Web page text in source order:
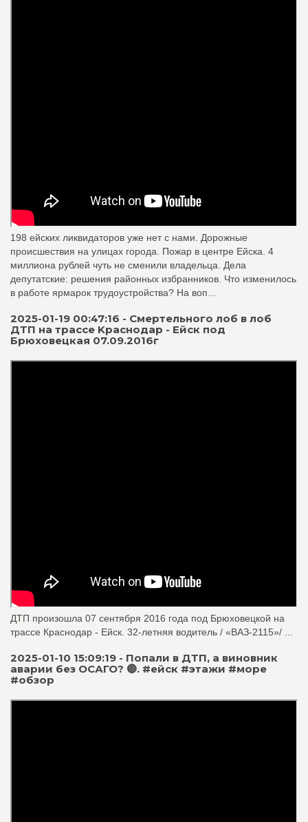
198 ейских ликвидаторов уже нет с нами. Дорожные
происшествия на улицах города. Пожар в центре Ейска. 4
миллиона рублей чуть не сменили владельца. Дела
депутатские: решения районных избранников. Что изменилось
в работе ярмарок трудоустройства? На воп...
2025-01-19 00:47:16 - Смертельного лоб в лоб
ДТП на трассе Kраснодар - Ейск под
Брюховецкая 07.09.2016г
ДТП произошла 07 сентября 2016 года под Брюховецкой на
трассе Краснодар - Ейск. 32-летняя водитель / «ВАЗ-2115»/ ...
2025-01-10 15:09:19 - Попали в ДТП, а виновник
аварии без ОСАГО? 🔴. #ейск #этажи #море
#обзор